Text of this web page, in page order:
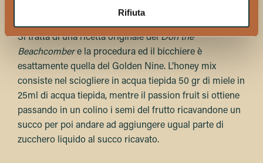
Rifiuta
Si tratta di una ricetta originale delDon the
Beachcombere la procedura ed il bicchiere è
esattamente quella del Golden Nine. L’honey mix
consiste nel sciogliere in acqua tiepida 50 gr di miele in
25ml di acqua tiepida, mentre il passion fruit si ottiene
passando in un colino i semi del frutto ricavandone un
succo per poi andare ad aggiungere ugual parte di
zucchero liquido al succo ricavato.